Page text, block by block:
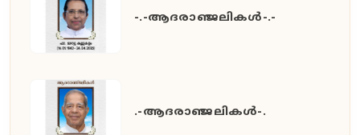
-.-ആദരാഞ്ജലികൾ-.-
.-ആദരാഞ്ജലികൾ-.